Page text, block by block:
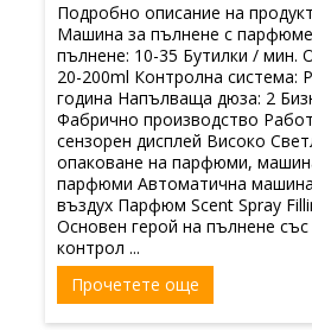
Подробно описание на
Машина за пълнене с
пълнене: 10-35 Бутилки / мин.
20-200ml Контролна система:
година Напълваща дюза: 2
Фабрично производство
сензорен дисплей Високо
опаковане на парфюми,
парфюми Автоматична
въздух Парфюм Scent Spray
Основен герой на пълнене със
контрол ...
Прочетете още